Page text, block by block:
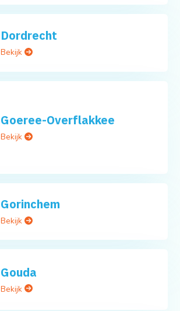
Dordrecht
Bekijk
Goeree-Overflakkee
Bekijk
Gorinchem
Bekijk
Gouda
Bekijk